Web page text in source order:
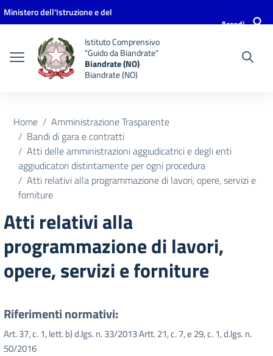
Vai ai contenuti
Vai al menu di navigazione
Vai al footer
Ministero dell'Istruzione e del
Accedi
Istituto Comprensivo
"Guido da Biandrate"
Biandrate (NO)
Biandrate (NO)
Home
Amministrazione Trasparente
Bandi di gara e contratti
Atti delle amministrazioni aggiudicatrici e degli enti
aggiudicatori distintamente per ogni procedura
Atti relativi alla programmazione di lavori, opere, servizi e
forniture
Atti relativi alla
programmazione di lavori,
opere, servizi e forniture
Riferimenti normativi:
Art. 37, c. 1, lett. b) d.lgs. n. 33/2013 Artt. 21, c. 7, e 29, c. 1, d.lgs. n.
50/2016